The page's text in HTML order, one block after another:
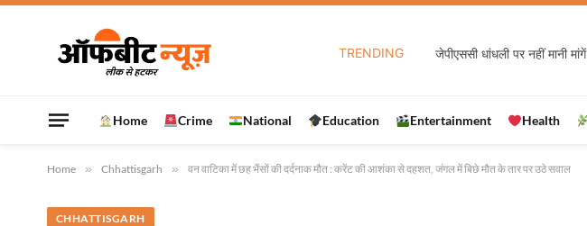
TRENDING
Home Crime National Education Entertainment Health
Home » Chhattisgarh » वन वाटिका में छह भैंसों की दर्दनाक मौत : करेंट की आशंका से दहशत, जंगल में बिछे मौत के तार पर उठे सवाल
CHHATTISGARH